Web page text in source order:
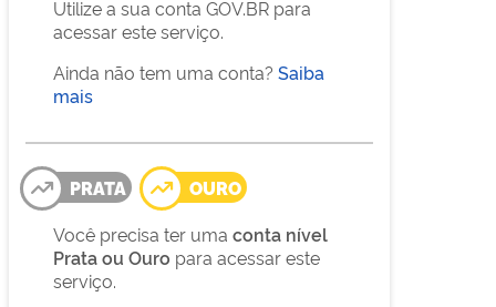
Utilize a sua conta GOV.BR para
acessar este serviço.
Ainda não tem uma conta? Saiba
mais
PRATA
OURO
Você precisa ter uma conta nível
Prata ou Ouro para acessar este
serviço.